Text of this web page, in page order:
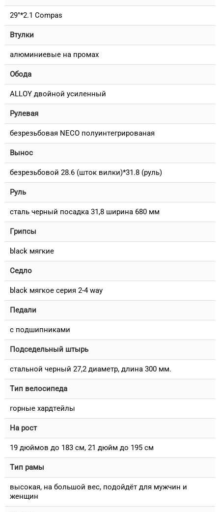
29"*2.1 Compas
Втулки
алюминиевые на промах
Обода
ALLOY двойной усиленный
Рулевая
безрезьбовая NECO полуинтегрированая
Вынос
безрезьбовой 28.6 (шток вилки)*31.8 (руль)
Руль
сталь черный посадка 31,8 ширина 680 мм
Грипсы
black мягкие
Седло
black мягкое серия 2-4 way
Педали
с подшипниками
Подседельный штырь
стальной черный 27,2 диаметр, длина 300 мм.
Тип велосипеда
горные хардтейлы
На рост
19 дюймов до 183 см, 21 дюйм до 195 см
Тип рамы
высокая, на большой вес, подойдёт для мужчин и
женщин